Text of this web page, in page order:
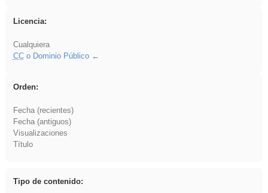
Licencia:
Cualquiera
CCo Dominio Público
Orden:
Fecha (recientes)
Fecha (antiguos)
Visualizaciones
Título
Tipo de contenido: